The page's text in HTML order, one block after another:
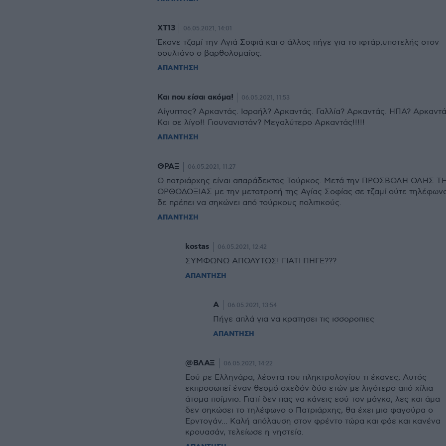
XT13 06.05.2021, 14:01
Έκανε τζαμί την Αγιά Σοφιά και ο άλλος πήγε για το ιφτάρ,υποτελής στον
σουλτάνο ο βαρθολομαίος.
ΑΠΑΝΤΗΣΗ
Και που είσαι ακόμα! 06.05.2021, 11:53
Αίγυπτος? Αρκαντάς. Ισραήλ? Αρκαντάς. Γαλλία? Αρκαντάς. ΗΠΑ?
Και σε λίγο!! Γιουνανιστάν? Μεγαλύτερο Αρκαντάς!!!!!
ΑΠΑΝΤΗΣΗ
ΘΡΑΞ 06.05.2021, 11:27
Ο πατριάρχης είναι απαράδεκτος Τούρκος. Μετά την ΠΡΟΣΒΟΛΗ ΟΛΗΣ
ΟΡΘΟΔΟΞΙΑΣ με την μετατροπή της Αγίας Σοφίας σε τζαμί ούτε
δε πρέπει να σηκώνει από τούρκους πολιτικούς.
ΑΠΑΝΤΗΣΗ
kostas 06.05.2021, 12:42
ΣΥΜΦΩΝΩ ΑΠΟΛΥΤΩΣ! ΓΙΑΤΙ ΠΗΓΕ???
ΑΠΑΝΤΗΣΗ
Α 06.05.2021, 13:54
Πήγε απλά για να κρατησει τις ισσοροπιες
ΑΠΑΝΤΗΣΗ
@ΒΛΑΞ 06.05.2021, 14:22
Εσύ ρε Ελληνάρα, λέοντα του πληκτρολογίου τι έκανες; Αυτός
εκπροσωπεί έναν θεσμό σχεδόν δύο ετών με λιγότερο από χίλια
άτομα ποίμνιο. Γιατί δεν πας να κάνεις εσύ τον μάγκα, λες και άμα
δεν σηκώσει το τηλέφωνο ο Πατριάρχης, θα έχει μια φαγούρα ο
Ερντογάν... Καλή απόλαυση στον φρέντο τώρα και φάε και κανένα
κρουασάν, τελείωσε η νηστεία.